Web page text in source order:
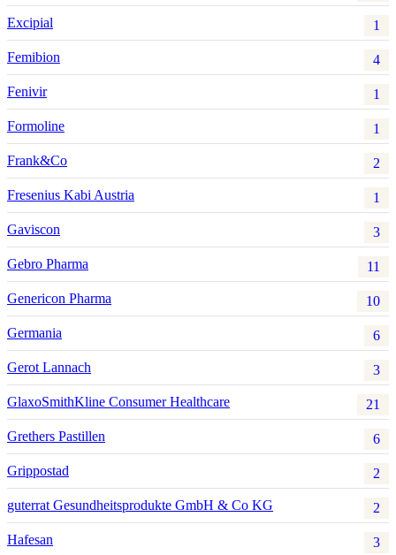
Excipial 1
Femibion 4
Fenivir 1
Formoline 1
Frank&Co 2
Fresenius Kabi Austria 1
Gaviscon 3
Gebro Pharma 11
Genericon Pharma 10
Germania 6
Gerot Lannach 3
GlaxoSmithKline Consumer Healthcare 21
Grethers Pastillen 6
Grippostad 2
guterrat Gesundheitsprodukte GmbH & Co KG 2
Hafesan 3